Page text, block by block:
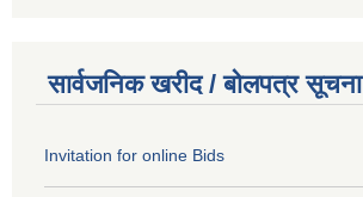
सार्वजनिक खरीद / बोलपत्र सूचना
Invitation for online Bids